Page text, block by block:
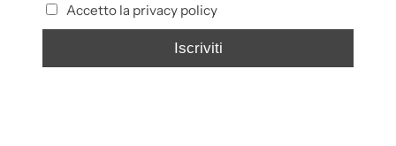
Accetto la privacy policy